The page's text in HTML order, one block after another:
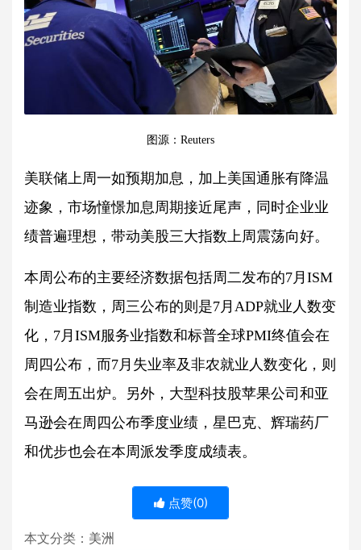
图源：Reuters
美联储上周一如预期加息，加上美国通胀有降温
迹象，市场憧憬加息周期接近尾声，同时企业业
绩普遍理想，带动美股三大指数上周震荡向好。
本周公布的主要经济数据包括周二发布的7月ISM
制造业指数，周三公布的则是7月ADP就业人数变
化，7月ISM服务业指数和标普全球PMI终值会在
周四公布，而7月失业率及非农就业人数变化，则
会在周五出炉。另外，大型科技股苹果公司和亚
马逊会在周四公布季度业绩，星巴克、辉瑞药厂
和优步也会在本周派发季度成绩表。
点赞(0)
本文分类： 美洲